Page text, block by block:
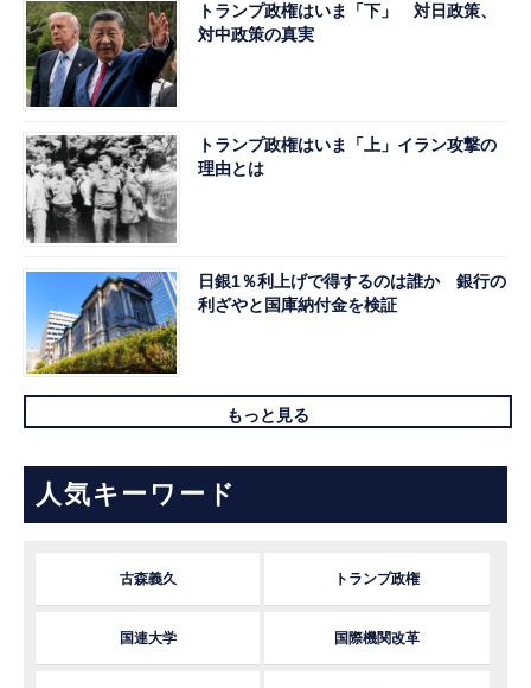
トランプ政権はいま「下」 対日政策、
対中政策の真実
トランプ政権はいま「上」イラン攻撃の
理由とは
日銀1％利上げで得するのは誰か 銀行の
利ざやと国庫納付金を検証
もっと見る
人気キーワード
古森義久 トランプ政権
国連大学 国際機関改革